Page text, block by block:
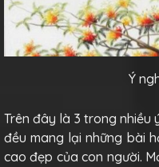
Ý
Trên đây là 3 trong nhiều
đều mang lại những bài
cao đẹp của con người.